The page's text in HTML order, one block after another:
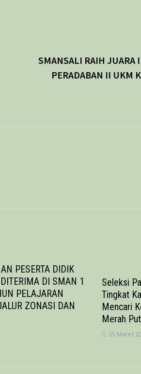
SMANSALI RAIH JUARA
PERADABAN II UKM
PESERTA DIDIK
DI SMAN 1
PELAJARAN
ZONASI DAN
Seleksi
Tingkat
Mencari
Merah
25 Maret